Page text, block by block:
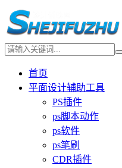
首页
平面设计辅助工具
PS插件
ps脚本动作
ps软件
ps笔刷
CDR插件